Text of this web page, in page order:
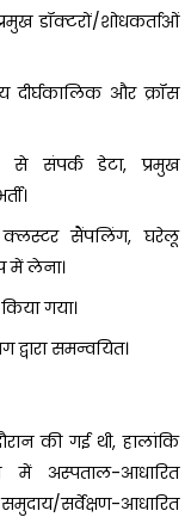
डॉक्टरों/शोधकर्ताओं
दीर्घकालिक और क्रॉस
से संपर्क डेटा, प्रमुख
सैंपलिंग, घरेलू
में लेना।
गया।
द्वारा समन्वयित।
की गई थी, हालांकि
अस्पताल-आधारित
सर्वेक्षण-आधारित